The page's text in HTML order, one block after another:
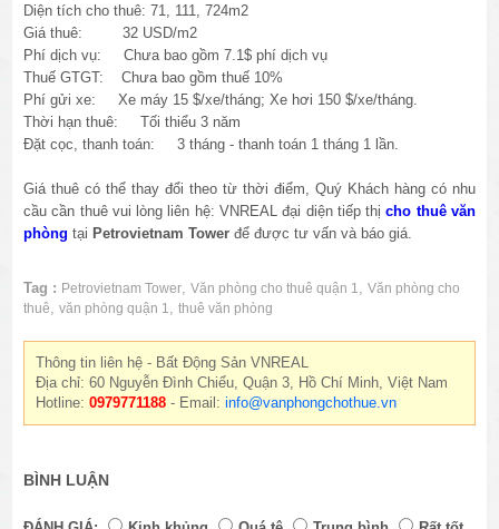
Diện tích cho thuê: 71, 111, 724m2
Giá thuê: 32 USD/m2
Phí dịch vụ: Chưa bao gồm 7.1$ phí dịch vụ
Thuế GTGT: Chưa bao gồm thuế 10%
Phí gửi xe: Xe máy 15 $/xe/tháng; Xe hơi 150 $/xe/tháng.
Thời hạn thuê: Tối thiểu 3 năm
Đặt cọc, thanh toán: 3 tháng - thanh toán 1 tháng 1 lần.
Giá thuê có thể thay đổi theo từ thời điểm, Quý Khách hàng có nhu
cầu cần thuê vui lòng liên hệ: VNREAL đại diện tiếp thịcho thuê văn
phòngtại Petrovietnam Towerđể được tư vấn và báo giá.
Tag : Petrovietnam Tower ,Văn phòng cho thuê quận 1 ,Văn phòng cho
thuê
,văn phòng quận 1 ,thuê văn phòng
Thông tin liên hệ - Bất Động Sản VNREAL
Địa chỉ: 60 Nguyễn Đình Chiểu, Quận 3, Hồ Chí Minh, Việt Nam
Hotline:0979771188 - Email:info@vanphongchothue.vn
BÌNH LUẬN